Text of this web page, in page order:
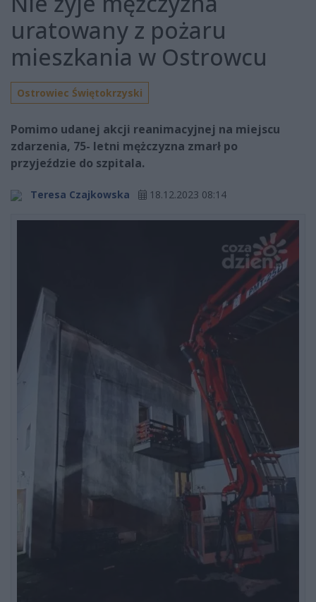
uratowany z pożaru
mieszkania w Ostrowcu
Ostrowiec Świętokrzyski
Pomimo udanej akcji reanimacyjnej na miejscu
zdarzenia, 75- letni mężczyzna zmarł po
przyjeździe do szpitala.
Teresa Czajkowska 18.12.2023 08:14